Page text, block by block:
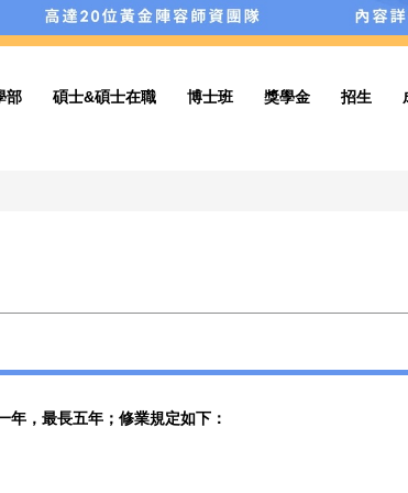
部 碩士&碩士在職 博士班 獎學金 招生
，最長五年；修業規定如下：